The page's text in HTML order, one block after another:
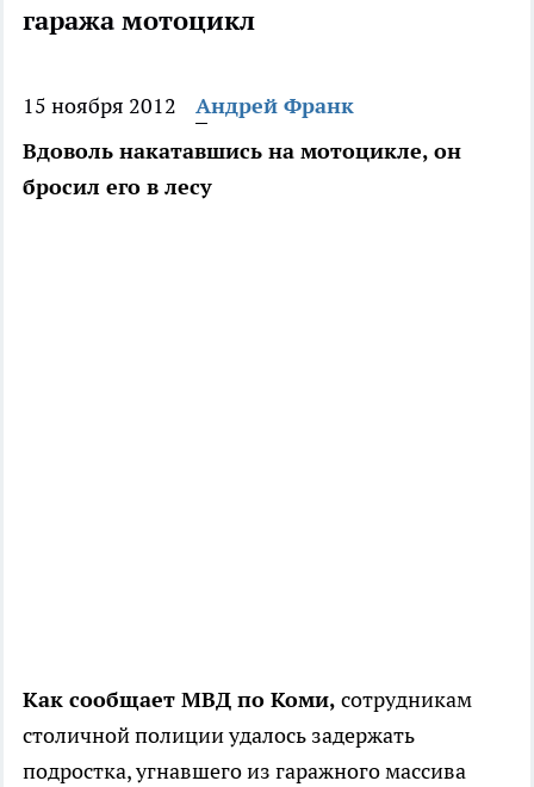
гаража мотоцикл
15 ноября 2012
Андрей Франк
Вдоволь накатавшись на мотоцикле, он
бросил его в лесу
Как сообщает МВД по Коми, сотрудникам
столичной полиции удалось задержать
подростка, угнавшего из гаражного массива